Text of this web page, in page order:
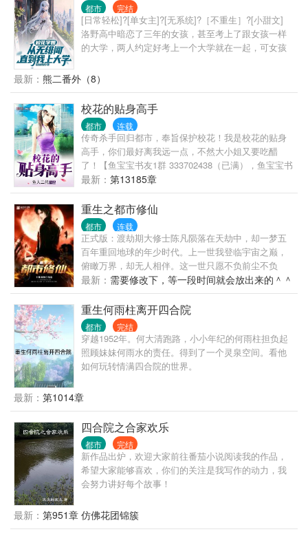
都市 完结
[日常轻松]?[单女主]?[无系统]?［不重生］?[小甜文]
洛野高中暗恋了三年的女孩，甚至考上了跟女孩一样
的大学，两人约定好考上一个大学就在一起，可女孩
想到大学还没开学，他写的小说冲上了平台榜首，他
竟然火了…… 上大学后，洛野原以为自己再也不会谈
恋爱，却偶然相识了高冷学姐。 洛野决定，要偷偷跟
学姐谈恋爱，然后惊艳所有人。 等他和高冷学姐手拉
手出现在学校里的时候，全校都震惊了。 高冷校花苏
白粥的身边竟然出现了男人？ 这时，暗恋三年的女孩
却发现自己心里是有他的，于是再次展开了对洛野的
追求。 “抱歉，小学弟已经是我的人了。”苏白粥强势
的说道。 …… “后来呢？洛野先生，您跟知名漫画家
袋，看着那个绝美的身影，轻声笑道:“她偷偷把我的书
给漫画改编了……”
最新： 熊二番外（8）
校花的贴身高手
都市 连载
传奇杀手回归都市，奉旨保护校花！我是校花的贴身
高手，你们最好离我远一点，不然大小姐又要吃醋
了！【鱼宝宝书友1群 333702438（已满），鱼宝宝书
友2群 417723151】
最新： 第13185章
重生之都市修仙
都市 连载
正式版：渡劫期大修士陈凡陨落在天劫中，却一梦五
百年重回地球的年少时代。上一世我登临宇宙之巅，
俯瞰万界，却无人相伴。这一世只愿不负前尘不负
卿。通俗版：修行五百年的渡劫期修仙者重生回都
市，弥补遗憾，扮猪吃老虎的故事。修仙书友群：
415550977，欢迎各位书友。
最新： 需要修改下，等一段时间就会放出来的＾＾
重生何雨柱离开四合院
都市 完结
穿越1952年。何大清跑路，小小年纪的何雨柱担负起
照顾妹妹何雨水的责任。得到了一个灵泉空间。看他
如何玩转情满四合院的世界。
最新： 第1014章
四合院之合家欢乐
都市 完结
新作品出炉，欢迎大家前往番茄小说阅读我的作品，
希望大家能够喜欢，你们的关注是我写作的动力，我
会努力讲好每个故事！
最新： 第951章 仿佛花团锦簇